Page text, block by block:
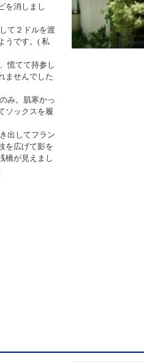
を消しまし
て２ドルを渡
です。 ( 私
慌てて持参し
ませんでした
み。肌寒かっ
ソックスを履
出してフラン
を広げて影を
橋が見えまし